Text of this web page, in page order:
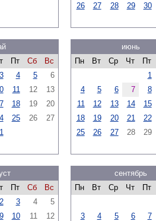
26
27 28 29 30
Пт Сб
Вс
3 4 5
6
11 12
13
18 19
20
25 26
27
июнь
Пн
Вт Ср Чт Пт
1
4
5 6 7 8
11
12 13 14 15
18
19 20 21 22
25
26 27 28 29
Пт Сб
Вс
2 3 4
5
9 10 11
12
сентябрь
Пн
Вт Ср Чт Пт
3
4 5 6 7